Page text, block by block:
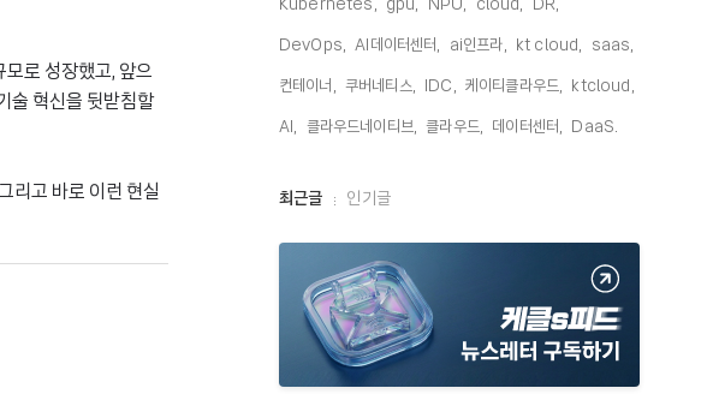
로 성장했고, 앞으
술 혁신을 뒷받침할
리고 바로 이런 현실
Kubernetes, gpu, NPU, cloud, DR,
DevOps, AI데이터센터, ai인프라, kt cloud, saas,
컨테이너, 쿠버네티스, IDC, 케이티클라우드, ktcloud,
AI, 클라우드네이티브, 클라우드, 데이터센터, DaaS,
최
최근글 인기글